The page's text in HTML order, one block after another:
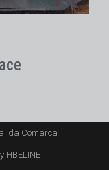
da Comarca
HBELINE